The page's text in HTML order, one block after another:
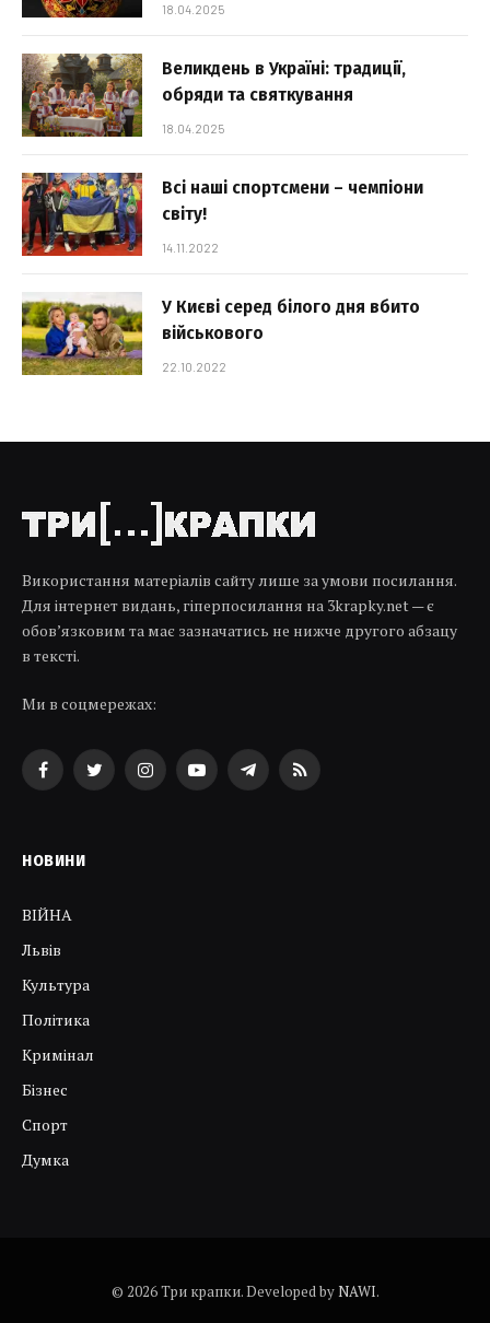
18.04.2025
Великдень в Україні: традиції,
обряди та святкування
18.04.2025
Всі наші спортсмени – чемпіони
світу!
14.11.2022
У Києві серед білого дня вбито
військового
22.10.2022
Використання матеріалів сайту лише за умови посилання.
Для інтернет видань, гіперпосилання на 3krapky.net — є
обов’язковим та має зазначатись не нижче другого абзацу
в тексті.
Ми в соцмережах:
FacebookTwitterInstagramYouTubeTelegramRSS
НОВИНИ
ВІЙНА
Львів
Культура
Політика
Кримінал
Бізнес
Спорт
Думка
© 2026 Три крапки. Developed by NAWI.